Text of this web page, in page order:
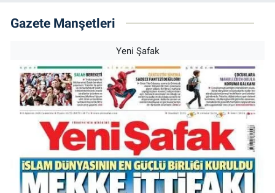
Gazete Manşetleri
Yeni Şafak